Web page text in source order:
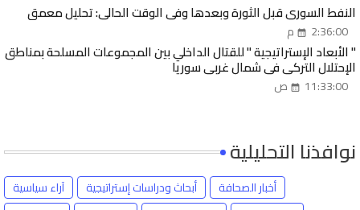
النفط السوري قبل الثورة وبعدها وفي الوقت الحالي: تحليل معمق
2:36:00 م
" الأبعاد الإستراتيجية " للقتال الداخلي بين المجموعات المسلحة بمناطق
الإحتلال التركي في شمال غربي سوريا
11:33:00 ص
نوافذنا التحليلية
آراء سياسية أبحاث ودراسات إستراتيجية
أخبار الصحافة